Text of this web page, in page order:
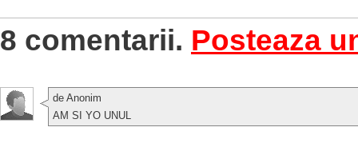
8 comentarii. Posteaza
de Anonim
AM SI YO UNUL